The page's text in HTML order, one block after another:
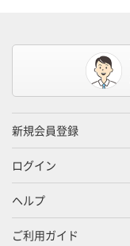
新規会員登録
ログイン
ヘルプ
ご利用ガイド